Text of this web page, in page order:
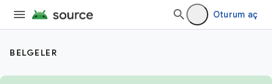
Oturum aç
BELGELER